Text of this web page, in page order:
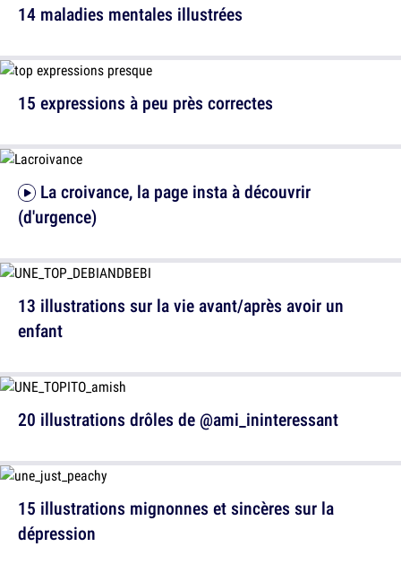
14 maladies mentales illustrées
(d'urgence)
20 illustrations drôles de @ami_ininteressant
15 expressions à peu près correctes
13 illustrations sur la vie avant/après avoir un
enfant
15 illustrations mignonnes et sincères sur la
dépression